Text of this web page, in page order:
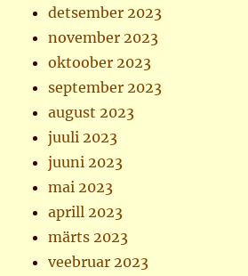
detsember 2023
november 2023
oktoober 2023
september 2023
august 2023
juuli 2023
juuni 2023
mai 2023
aprill 2023
märts 2023
veebruar 2023